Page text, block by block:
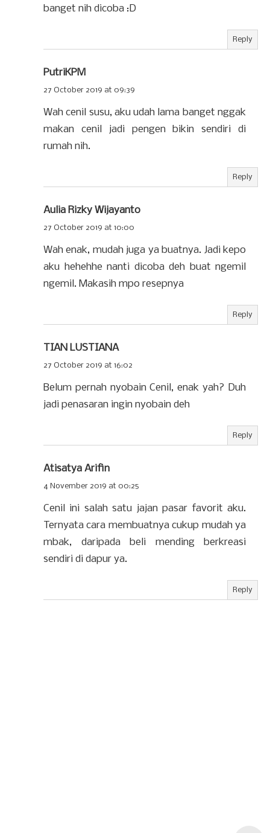
banget nih dicoba :D
Reply
PutriKPM
27 October 2019 at 09:39
Wah cenil susu, aku udah lama banget nggak
makan cenil jadi pengen bikin sendiri di
rumah nih.
Reply
Aulia Rizky Wijayanto
27 October 2019 at 10:00
Wah enak, mudah juga ya buatnya. Jadi kepo
aku hehehhe nanti dicoba deh buat ngemil
ngemil. Makasih mpo resepnya
Reply
TIAN LUSTIANA
27 October 2019 at 16:02
Belum pernah nyobain Cenil, enak yah? Duh
jadi penasaran ingin nyobain deh
Reply
Atisatya Arifin
4 November 2019 at 00:25
Cenil ini salah satu jajan pasar favorit aku.
Ternyata cara membuatnya cukup mudah ya
mbak, daripada beli mending berkreasi
sendiri di dapur ya.
Reply